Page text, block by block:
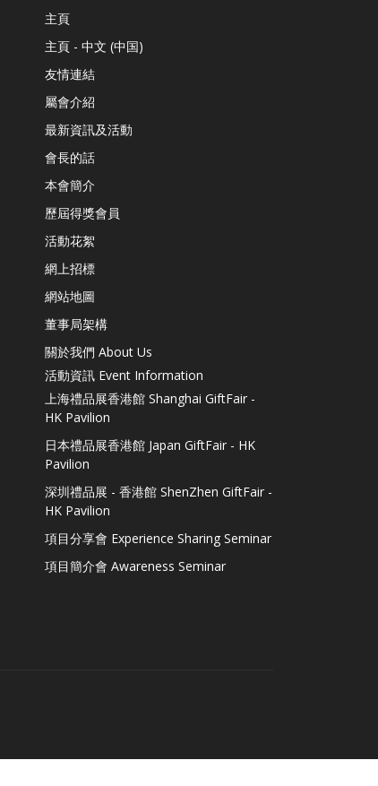
主頁
主頁 - 中文 (中国)
友情連結
屬會介紹
最新資訊及活動
會長的話
本會簡介
歷屆得獎會員
活動花絮
網上招標
網站地圖
董事局架構
關於我們 About Us
活動資訊 Event Information
上海禮品展香港館 Shanghai GiftFair -
HK Pavilion
日本禮品展香港館 Japan GiftFair - HK
Pavilion
深圳禮品展 - 香港館 ShenZhen GiftFair -
HK Pavilion
項目分享會 Experience Sharing Seminar
項目簡介會 Awareness Seminar